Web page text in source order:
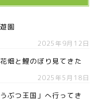
園
2025年9月12日
畑と鯉のぼり見てきた
2025年5月18日
ぶつ王国」へ行ってき